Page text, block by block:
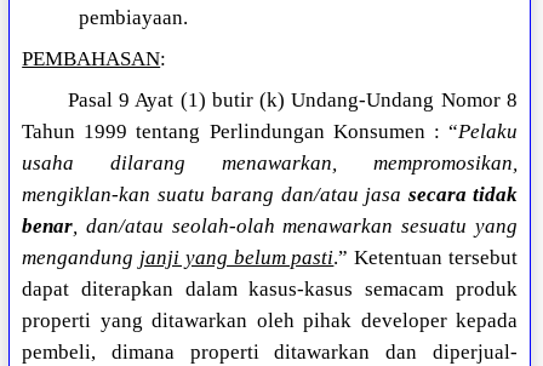
pembiayaan.
PEMBAHASAN:
Pasal 9 Ayat (1) butir (k) Undang-Undang Nomor 8
Tahun 1999 tentang Perlindungan Konsumen : “Pelaku
usaha dilarang menawarkan, mempromosikan,
mengiklan-kan suatu barang dan/atau jasa secara tidak
benar, dan/atau seolah-olah menawarkan sesuatu yang
mengandung janji yang belum pasti.” Ketentuan tersebut
dapat diterapkan dalam kasus-kasus semacam produk
properti yang ditawarkan oleh pihak developer kepada
pembeli, dimana properti ditawarkan dan diperjual-